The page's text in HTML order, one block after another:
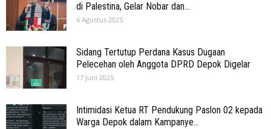
di Palestina, Gelar Nobar dan...
6 Agustus 2025
Sidang Tertutup Perdana Kasus Dugaan
Pelecehan oleh Anggota DPRD Depok Digelar
17 Juni 2025
Intimidasi Ketua RT Pendukung Paslon 02 kepada
Warga Depok dalam Kampanye...